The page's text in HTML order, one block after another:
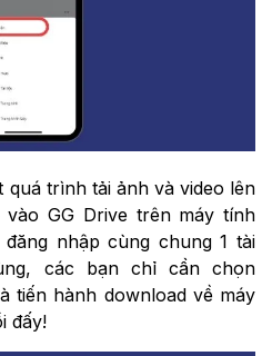
quá trình tải ảnh và video lên
GG Drive trên máy tính
nhập cùng chung 1 tài
các bạn chỉ cần chọn
tiến hành download về máy
đấy!